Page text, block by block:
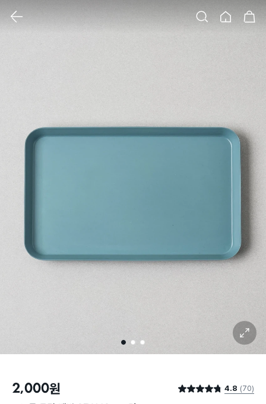
1 2 3
확대 보기
2,000원 별점 4.8점 4.8 (70)